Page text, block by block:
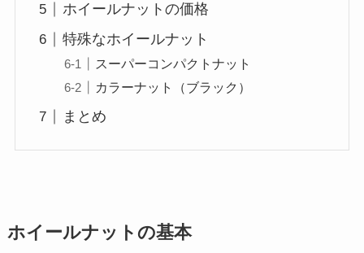
ホイールナットの価格
特殊なホイールナット
スーパーコンパクトナット
カラーナット（ブラック）
まとめ
ホイールナットの基本